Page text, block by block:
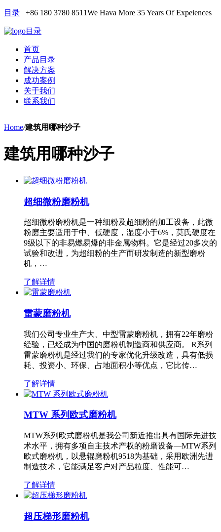
目录 +86 180 3780 8511We Hava More 35 Years Of Expeiences
目录
首页
产品目录
解决方案
成功案例
关于我们
联系我们
Home/建筑用哪种沙子
建筑用哪种沙子
超细微粉磨粉机
超细微粉磨粉机是一种细粉及超细粉的加工设备，此微
粉磨主要适用于中、低硬度，湿度小于6%，莫氏硬度在
9级以下的非易燃易爆的非金属物料。它是经过20多次的
试验和改进，为超细粉的生产而研发制造的新型磨粉
机，…
了解详情
雷蒙磨粉机
我们公司专业生产大、中型雷蒙磨粉机，拥有22年磨粉
经验，已经成为中国的磨粉机制造商和供应商。 R系列
雷蒙磨粉机是经过我们的专家优化升级改造，具有低损
耗、投资小、环保、占地面积小等优点，它比传…
了解详情
MTW 系列欧式磨粉机
MTW系列欧式磨粉机是我公司新近推出具有国际先进技
术水平，拥有多项自主技术产权的粉磨设备—MTW系列
欧式磨粉机，以悬辊磨粉机9518为基础，采用欧洲先进
制造技术，它能满足客户对产品粒度、性能可…
了解详情
超压梯形磨粉机